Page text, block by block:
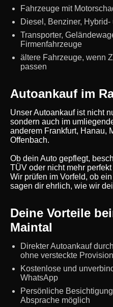
Fahrzeuge mit
Diesel, Benziner,
Transporter,
Firmenfahrzeuge
ältere Fahrzeuge, wenn
passen
Autoankauf im
Unser Autoankauf ist nicht
sondern auch im
anderem Frankfurt, Hanau,
Offenbach.
Ob dein Auto gepflegt,
TÜV oder nicht mehr
Wir prüfen im Vorfeld, ob
sagen dir ehrlich, wie wir
Deine Vorteile
Maintal
Direkter Autoankauf
ohne versteckte
Kostenlose und
WhatsApp
Persönliche
Absprache möglich